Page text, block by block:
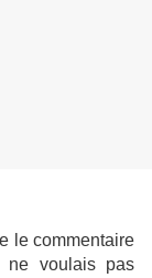
le commentaire
voulais pas